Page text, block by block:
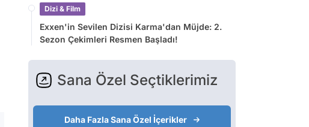
Dizi & Film
Exxen'in Sevilen Dizisi Karma'dan Müjde: 2.
Sezon Çekimleri Resmen Başladı!
Sana Özel Seçtiklerimiz
Daha Fazla Sana Özel İçerikler